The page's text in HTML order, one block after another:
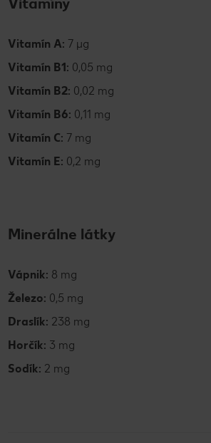
Vitamín A: 7 µg
Vitamín B1: 0,05 mg
Vitamín B2: 0,02 mg
Vitamín B6: 0,11 mg
Vitamín C: 7 mg
Vitamín E: 0,2 mg
Minerálne látky
Vápnik: 8 mg
Železo: 0,5 mg
Draslík: 238 mg
Horčík: 3 mg
Sodík: 2 mg